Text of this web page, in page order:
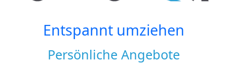
Entspannt umziehen
Persönliche Angebote